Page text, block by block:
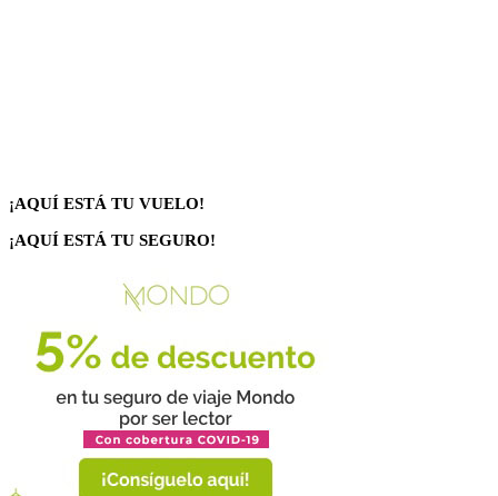
¡AQUÍ ESTÁ TU VUELO!
¡AQUÍ ESTÁ TU SEGURO!